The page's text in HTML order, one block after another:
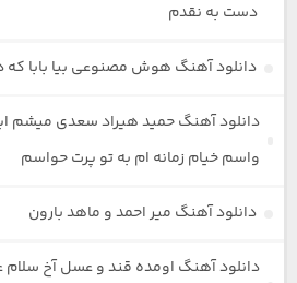
دست به نقدم
دانلود آهنگ هوش مصنوعی بیا بابا که
دانلود آهنگ حمید هیراد سعدی میشم
واسم خیام زمانه ام به تو پرت حواسم
دانلود آهنگ میر احمد و ماهد بارون
دانلود آهنگ اومده قند و عسل آخ